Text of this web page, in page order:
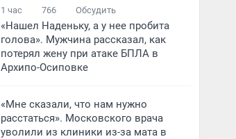
1 час 766 Обсудить
«Нашел Наденьку, а у нее пробита
голова». Мужчина рассказал, как
потерял жену при атаке БПЛА в
Архипо-Осиповке
«Мне сказали, что нам нужно
расстаться». Московского врача
уволили из клиники из-за мата в